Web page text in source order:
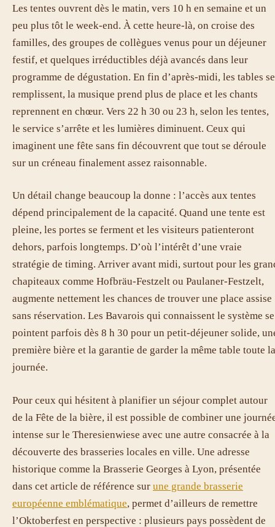
Les tentes ouvrent dès le matin, vers 10 h en semaine et un
peu plus tôt le week-end. À cette heure-là, on croise des
familles, des groupes de collègues venus pour un déjeuner
festif, et quelques irréductibles déjà avancés dans leur
programme de dégustation. En fin d’après-midi, les tables se
remplissent, la musique prend plus de place et les chants
reprennent en chœur. Vers 22 h 30 ou 23 h, selon les tentes,
le service s’arrête et les lumières diminuent. Ceux qui
imaginent une fête sans fin découvrent que tout se déroule
sur un créneau finalement assez raisonnable.
Un détail change beaucoup la donne : l’accès aux tentes
dépend principalement de la capacité. Quand une tente est
pleine, les portes se ferment et les visiteurs patienteront
dehors, parfois longtemps. D’où l’intérêt d’une vraie
stratégie de timing. Arriver avant midi, surtout pour les
chapiteaux comme Hofbräu-Festzelt ou Paulaner-Festzelt,
augmente nettement les chances de trouver une place assise
sans réservation. Les Bavarois qui connaissent le système se
pointent parfois dès 8 h 30 pour un petit-déjeuner solide,
première bière et la garantie de garder la même table toute la
journée.
Pour ceux qui hésitent à planifier un séjour complet autour
de la Fête de la bière, il est possible de combiner une
intense sur le Theresienwiese avec une autre consacrée à la
découverte des brasseries locales en ville. Une adresse
historique comme la Brasserie Georges à Lyon, présentée
dans cet article de référence sur une grande brasserie
européenne emblématique, permet d’ailleurs de remettre
l’Oktoberfest en perspective : plusieurs pays possèdent de